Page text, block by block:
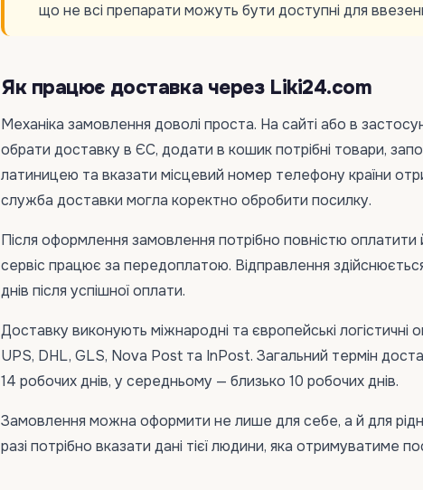
що не всі препарати можуть бути доступні для
Як працює доставка через Liki24.com
Механіка замовлення доволі проста. На сайті або в
обрати доставку в ЄС, додати в кошик потрібні товари,
латиницею та вказати місцевий номер телефону країни
служба доставки могла коректно обробити посилку.
Після оформлення замовлення потрібно повністю оплатити
сервіс працює за передоплатою. Відправлення
днів після успішної оплати.
Доставку виконують міжнародні та європейські логістичні
UPS, DHL, GLS, Nova Post та InPost. Загальний термін
14 робочих днів, у середньому — близько 10 робочих днів.
Замовлення можна оформити не лише для себе, а й для
разі потрібно вказати дані тієї людини, яка отримуватиме